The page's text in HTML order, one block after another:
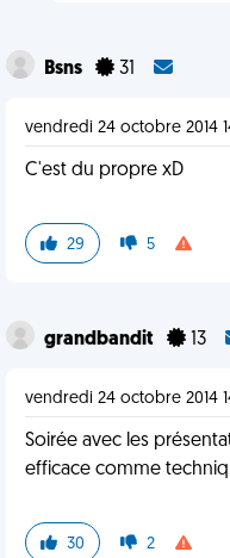
Bsns 31
vendredi 24 octobre 2014
C'est du propre xD
29 5
grandbandit 13
vendredi 24 octobre 2014
Soirée avec les
efficace comme
30 2